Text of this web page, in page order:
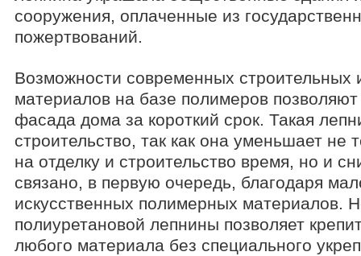
сооружения, оплаченные из
пожертвований.
Возможности современных строительных
материалов на базе полимеров позволяют
фасада дома за короткий срок. Такая
строительство, так как она уменьшает не
на отделку и строительство время, но и
связано, в первую очередь, благодаря
искусственных полимерных материалов.
полиуретановой лепнины позволяет
любого материала без специального